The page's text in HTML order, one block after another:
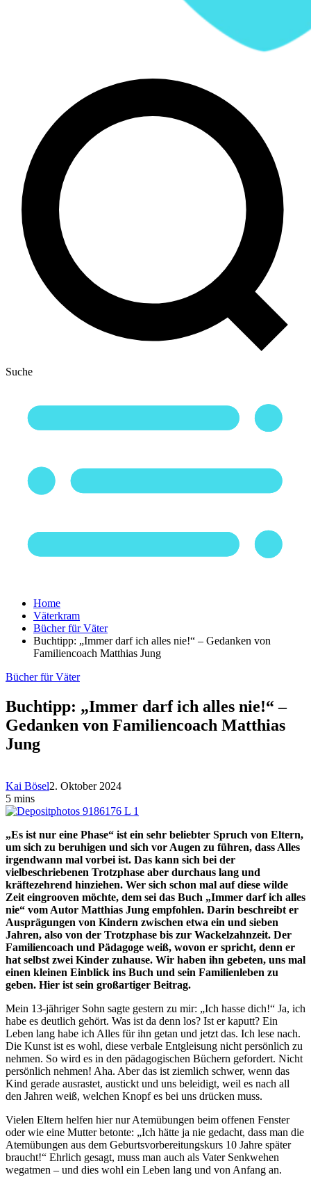
Suche
Home
Väterkram
Bücher für Väter
Buchtipp: „Immer darf ich alles nie!“ – Gedanken von
Familiencoach Matthias Jung
Bücher für Väter
Buchtipp: „Immer darf ich alles nie!“ –
Gedanken von Familiencoach Matthias
Jung
Kai Bösel2. Oktober 2024
5 mins
„Es ist nur eine Phase“ ist ein sehr beliebter Spruch von Eltern,
um sich zu beruhigen und sich vor Augen zu führen, dass Alles
irgendwann mal vorbei ist. Das kann sich bei der
vielbeschriebenen Trotzphase aber durchaus lang und
kräftezehrend hinziehen. Wer sich schon mal auf diese wilde
Zeit eingrooven möchte, dem sei das Buch „Immer darf ich alles
nie“ vom Autor Matthias Jung empfohlen. Darin beschreibt er
Ausprägungen von Kindern zwischen etwa ein und sieben
Jahren, also von der Trotzphase bis zur Wackelzahnzeit. Der
Familiencoach und Pädagoge weiß, wovon er spricht, denn er
hat selbst zwei Kinder zuhause. Wir haben ihn gebeten, uns mal
einen kleinen Einblick ins Buch und sein Familienleben zu
geben. Hier ist sein großartiger Beitrag.
Mein 13-jähriger Sohn sagte gestern zu mir: „Ich hasse dich!“ Ja, ich
habe es deutlich gehört. Was ist da denn los? Ist er kaputt? Ein
Leben lang habe ich Alles für ihn getan und jetzt das. Ich lese nach.
Die Kunst ist es wohl, diese verbale Entgleisung nicht persönlich zu
nehmen. So wird es in den pädagogischen Büchern gefordert. Nicht
persönlich nehmen! Aha. Aber das ist ziemlich schwer, wenn das
Kind gerade ausrastet, austickt und uns beleidigt, weil es nach all
den Jahren weiß, welchen Knopf es bei uns drücken muss.
Vielen Eltern helfen hier nur Atemübungen beim offenen Fenster
oder wie eine Mutter betonte: „Ich hätte ja nie gedacht, dass man die
Atemübungen aus dem Geburtsvorbereitungskurs 10 Jahre später
braucht!“ Ehrlich gesagt, muss man auch als Vater Senkwehen
wegatmen – und dies wohl ein Leben lang und von Anfang an.